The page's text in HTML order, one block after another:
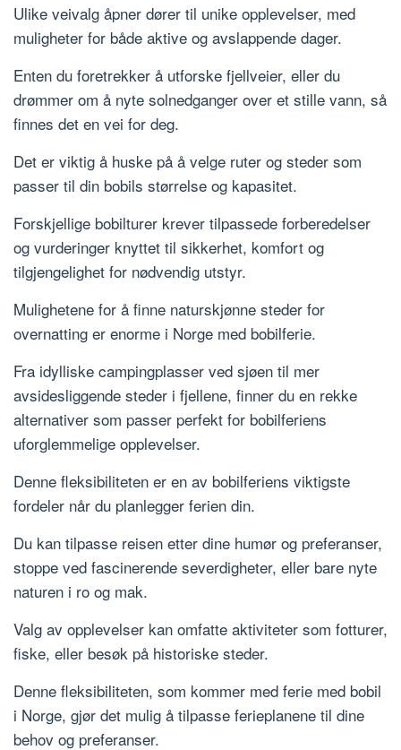
Ulike veivalg åpner dører til unike opplevelser, med
muligheter for både aktive og avslappende dager.
Enten du foretrekker å utforske fjellveier, eller du
drømmer om å nyte solnedganger over et stille vann, så
finnes det en vei for deg.
Det er viktig å huske på å velge ruter og steder som
passer til din bobils størrelse og kapasitet.
Forskjellige bobilturer krever tilpassede forberedelser
og vurderinger knyttet til sikkerhet, komfort og
tilgjengelighet for nødvendig utstyr.
Mulighetene for å finne naturskjønne steder for
overnatting er enorme i Norge med bobilferie.
Fra idylliske campingplasser ved sjøen til mer
avsidesliggende steder i fjellene, finner du en rekke
alternativer som passer perfekt for bobilferiens
uforglemmelige opplevelser.
Denne fleksibiliteten er en av bobilferiens viktigste
fordeler når du planlegger ferien din.
Du kan tilpasse reisen etter dine humør og preferanser,
stoppe ved fascinerende severdigheter, eller bare nyte
naturen i ro og mak.
Valg av opplevelser kan omfatte aktiviteter som fotturer,
fiske, eller besøk på historiske steder.
Denne fleksibiliteten, som kommer med ferie med bobil
i Norge, gjør det mulig å tilpasse ferieplanene til dine
behov og preferanser.